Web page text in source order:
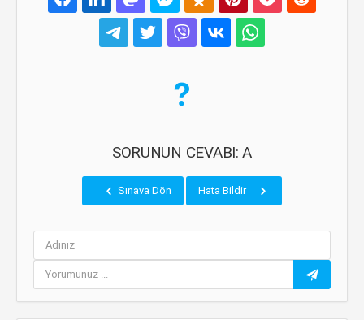
SORUNUN CEVABI: A
Sınava Dön Hata Bildir